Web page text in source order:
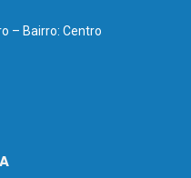
– Bairro: Centro